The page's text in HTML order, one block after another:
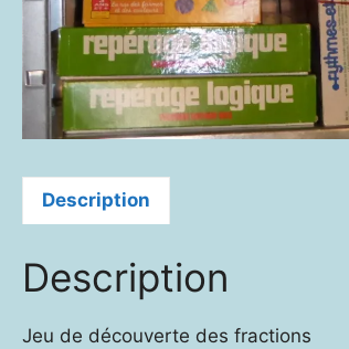
Description
Description
Jeu de découverte des fractions